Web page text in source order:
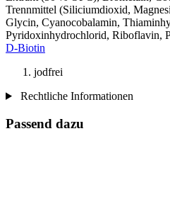
Trennmittel (Siliciumdioxid,
Glycin, Cyanocobalamin,
Pyridoxinhydrochlorid, Riboflavin,
D‑Biotin
jodfrei
Rechtliche Informationen
Passend dazu